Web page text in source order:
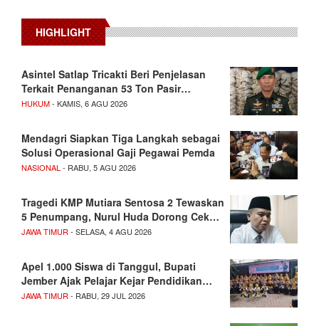
HIGHLIGHT
Asintel Satlap Tricakti Beri Penjelasan
Terkait Penanganan 53 Ton Pasir…
HUKUM- KAMIS, 6 AGU 2026
Mendagri Siapkan Tiga Langkah sebagai
Solusi Operasional Gaji Pegawai Pemda
NASIONAL - RABU, 5 AGU 2026
Tragedi KMP Mutiara Sentosa 2 Tewaskan
5 Penumpang, Nurul Huda Dorong Cek…
JAWA TIMUR - SELASA, 4 AGU 2026
Apel 1.000 Siswa di Tanggul, Bupati
Jember Ajak Pelajar Kejar Pendidikan…
JAWA TIMUR - RABU, 29 JUL 2026